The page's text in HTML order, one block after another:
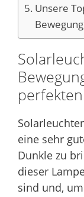
Unsere
eine sehr
Dunkle zu
dieser
sind und,